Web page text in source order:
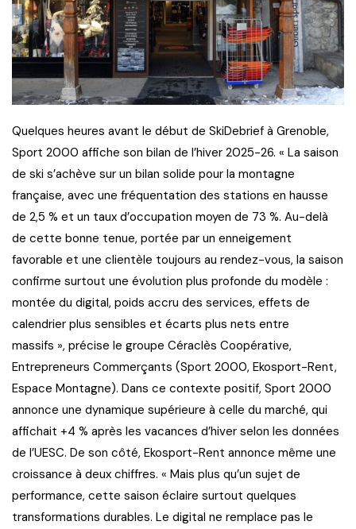
Quelques heures avant le début de SkiDebrief à Grenoble,
Sport 2000 affiche son bilan de l’hiver 2025-26. « La saison
de ski s’achève sur un bilan solide pour la montagne
française, avec une fréquentation des stations en hausse
de 2,5 % et un taux d’occupation moyen de 73 %. Au-delà
de cette bonne tenue, portée par un enneigement
favorable et une clientèle toujours au rendez-vous, la saison
confirme surtout une évolution plus profonde du modèle :
montée du digital, poids accru des services, effets de
calendrier plus sensibles et écarts plus nets entre
massifs », précise le groupe Céraclès Coopérative,
Entrepreneurs Commerçants (Sport 2000, Ekosport-Rent,
Espace Montagne). Dans ce contexte positif, Sport 2000
annonce une dynamique supérieure à celle du marché, qui
affichait +4 % après les vacances d’hiver selon les données
de l’UESC. De son côté, Ekosport-Rent annonce même une
croissance à deux chiffres. « Mais plus qu’un sujet de
performance, cette saison éclaire surtout quelques
transformations durables. Le digital ne remplace pas le